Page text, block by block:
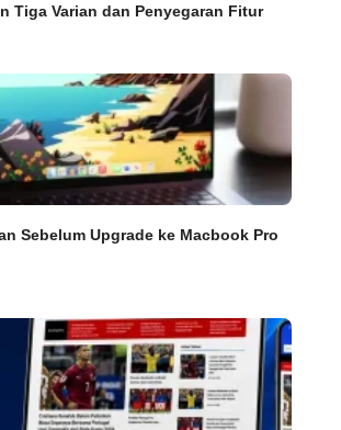
Tiga Varian dan Penyegaran Fitur
Sebelum Upgrade ke Macbook Pro